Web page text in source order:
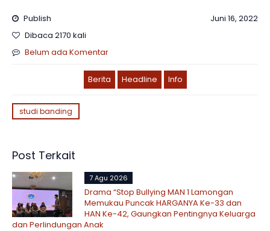
Publish
Juni 16, 2022
Dibaca 2170 kali
Belum ada Komentar
Berita Headline Info
studi banding
Post Terkait
7 Agu 2026
Drama “Stop Bullying MAN 1 Lamongan
Memukau Puncak HARGANYA Ke-33 dan
HAN Ke-42, Gaungkan Pentingnya Keluarga
dan Perlindungan Anak